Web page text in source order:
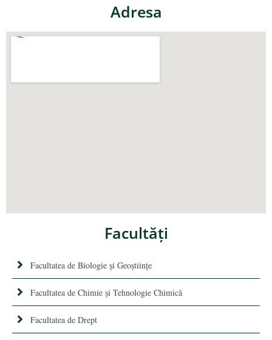
Adresa
Facultăţi
Facultatea de Biologie și Geoștiințe
Facultatea de Chimie şi Tehnologie Chimică
Facultatea de Drept